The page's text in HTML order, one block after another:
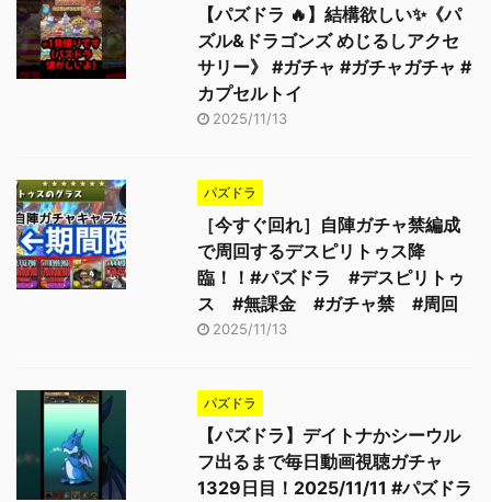
【パズドラ 🔥】結構欲しい✨《パ
ズル&ドラゴンズ めじるしアクセ
サリー》 #ガチャ #ガチャガチャ #
カプセルトイ
2025/11/13
パズドラ
［今すぐ回れ］自陣ガチャ禁編成
で周回するデスピリトゥス降
臨！！#パズドラ #デスピリトゥ
ス #無課金 #ガチャ禁 #周回
2025/11/13
パズドラ
【パズドラ】デイトナかシーウル
フ出るまで毎日動画視聴ガチャ
1329日目！2025/11/11 #パズドラ